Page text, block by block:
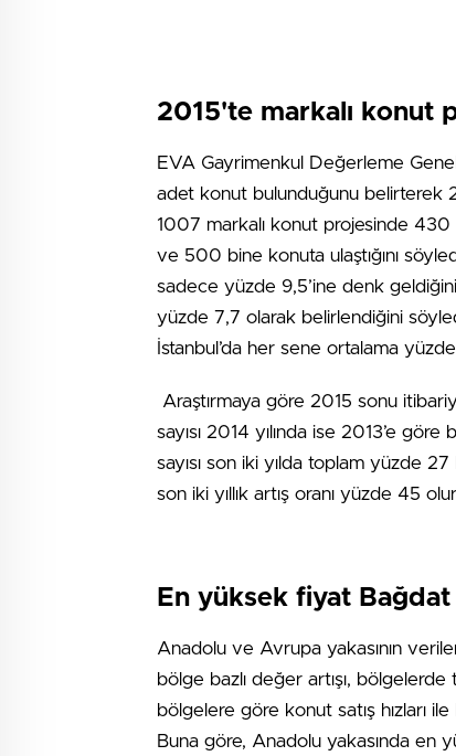
2015'te markalı konut
EVA Gayrimenkul Değerleme
adet konut bulunduğunu belirterek
1007 markalı konut projesinde 430
ve 500 bine konuta ulaştığını
sadece yüzde 9,5’ine denk
yüzde 7,7 olarak belirlendiğini
İstanbul’da her sene ortalama
Araştırmaya göre 2015 sonu
sayısı 2014 yılında ise 2013’e
sayısı son iki yılda toplam yüzde
son iki yıllık artış oranı yüzde 45
En yüksek fiyat Bağdat
Anadolu ve Avrupa yakasının
bölge bazlı değer artışı, bölgelerde
bölgelere göre konut satış hızları
Buna göre, Anadolu yakasında en